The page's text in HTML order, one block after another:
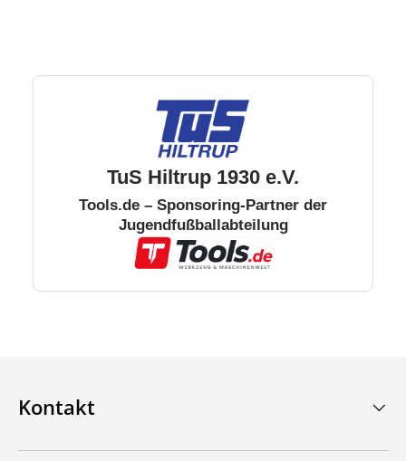
TuS Hiltrup 1930 e.V.
Tools.de – Sponsoring-Partner der
Jugendfußballabteilung
Kontakt